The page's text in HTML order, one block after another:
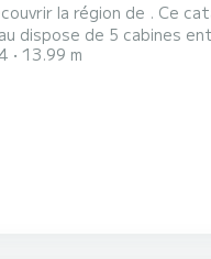
la région de . Ce
meilleur allié pour
13.99 m